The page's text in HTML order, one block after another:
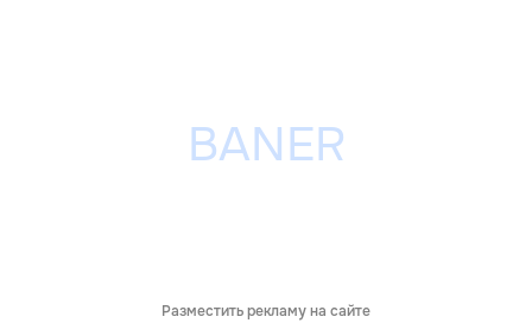
Разместить рекламу на сайте